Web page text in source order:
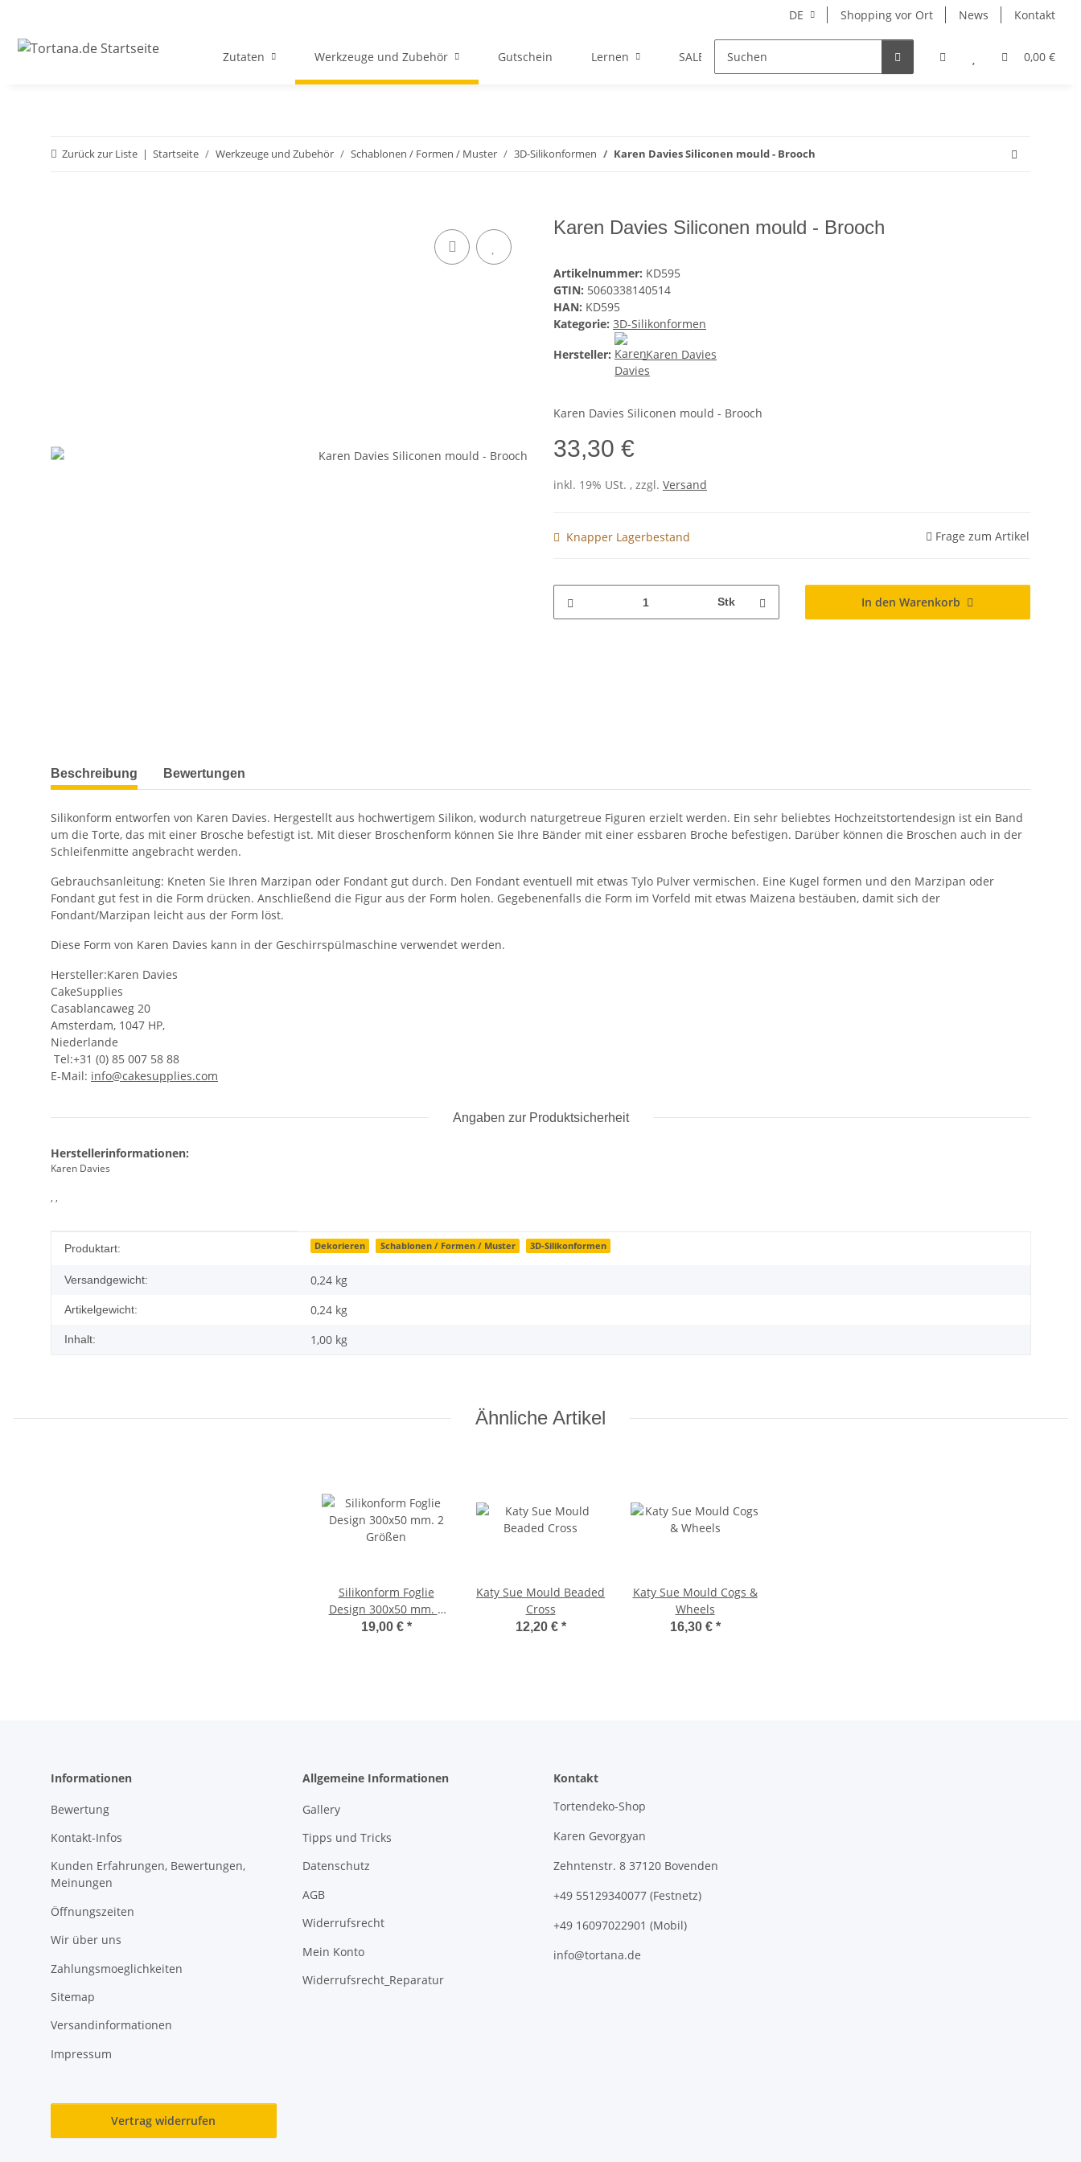
DE Shopping vor Ort News Kontakt
0,00 €
Zutaten Werkzeuge und Zubehör Gutschein Lernen SALE Hersteller
Zurück zur Liste Startseite Werkzeuge und Zubehör Schablonen / Formen / Muster 3D-Silikonformen Karen Davies Siliconen mould - Brooch
Karen Davies Siliconen mould - Brooch
Artikelnummer: KD595
GTIN: 5060338140514
HAN: KD595
Kategorie: 3D-Silikonformen
Hersteller:
Karen Davies
Karen Davies Siliconen mould - Brooch
33,30 €
inkl. 19% USt. , zzgl. Versand
Knapper Lagerbestand Frage zum Artikel
Stk In den Warenkorb
weitere Registerkarten anzeigen
Beschreibung Bewertungen
Silikonform entworfen von Karen Davies. Hergestellt aus hochwertigem Silikon, wodurch naturgetreue Figuren erzielt werden. Ein sehr beliebtes Hochzeitstortendesign ist ein Band
um die Torte, das mit einer Brosche befestigt ist. Mit dieser Broschenform können Sie Ihre Bänder mit einer essbaren Broche befestigen. Darüber können die Broschen auch in der
Schleifenmitte angebracht werden.
Gebrauchsanleitung: Kneten Sie Ihren Marzipan oder Fondant gut durch. Den Fondant eventuell mit etwas Tylo Pulver vermischen. Eine Kugel formen und den Marzipan oder
Fondant gut fest in die Form drücken. Anschließend die Figur aus der Form holen. Gegebenenfalls die Form im Vorfeld mit etwas Maizena bestäuben, damit sich der
Fondant/Marzipan leicht aus der Form löst.
Diese Form von Karen Davies kann in der Geschirrspülmaschine verwendet werden.
Hersteller:Karen Davies
CakeSupplies
Casablancaweg 20
Amsterdam, 1047 HP,
Niederlande
Tel:+31 (0) 85 007 58 88
E-Mail: info@cakesupplies.com
Angaben zur Produktsicherheit
Herstellerinformationen:
Karen Davies
, ,
Produkteigenschaft
Wert
Produktart: Dekorieren Schablonen / Formen / Muster 3D-Silikonformen
Versandgewicht: 0,24 kg
Artikelgewicht: 0,24 kg
Inhalt: 1,00 kg
Ähnliche Artikel
Silikonform Foglie
Design 300x50 mm. 2
Größen
19,00 € *
Katy Sue Mould Beaded
Cross
12,20 € *
Katy Sue Mould Cogs &
Wheels
16,30 € *
Informationen
Bewertung
Kontakt-Infos
Kunden Erfahrungen, Bewertungen,
Meinungen
Öffnungszeiten
Wir über uns
Zahlungsmoeglichkeiten
Sitemap
Versandinformationen
Impressum
Allgemeine Informationen
Gallery
Tipps und Tricks
Datenschutz
AGB
Widerrufsrecht
Mein Konto
Widerrufsrecht_Reparatur
Kontakt
Tortendeko-Shop
Karen Gevorgyan
Zehntenstr. 8 37120 Bovenden
+49 55129340077 (Festnetz)
+49 16097022901 (Mobil)
info@tortana.de
Vertrag widerrufen